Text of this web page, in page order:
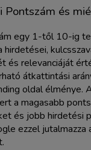
Pontszám és
egy 1-től 10-ig
és relevanciáját
átkattintási
oldal élménye.
a magasabb
és jobb hirdetési
ezzel jutalmazza